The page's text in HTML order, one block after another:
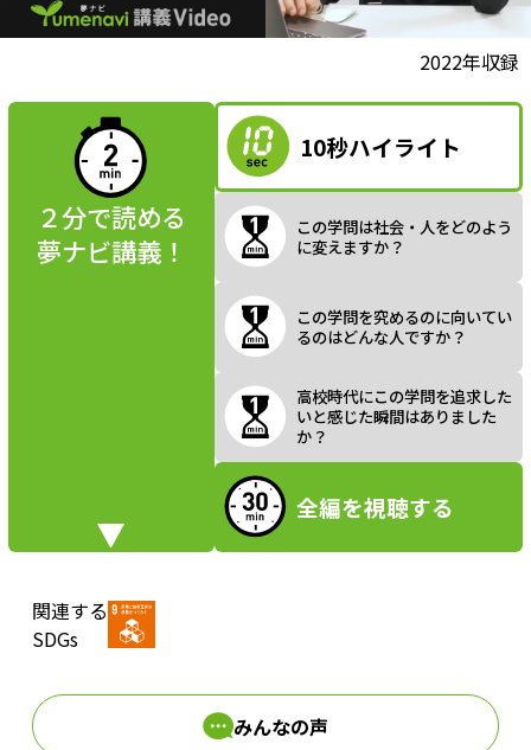
a
y
V
i
2022年収録
２分で読める
夢ナビ講義！
10秒ハイライト
この学問は社会・人をどのよう
に変えますか？
この学問を究めるのに向いてい
るのはどんな人ですか？
高校時代にこの学問を追求した
いと感じた瞬間はありました
か？
全編を視聴する
関連する
SDGs
みんなの声